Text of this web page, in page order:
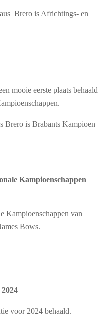
Brero is Africhtings- en
mooie eerste plaats behaald
Brero is Brabants Kampioen
Kampioenschappen
Kampioenschappen van
Bows.
voor 2024 behaald.